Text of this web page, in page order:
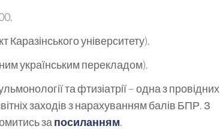
Каразінського університету).
українським перекладом).
та фтизіатрії – одна з провідних
заходів з нарахуванням балів БПР. З
за посиланням.